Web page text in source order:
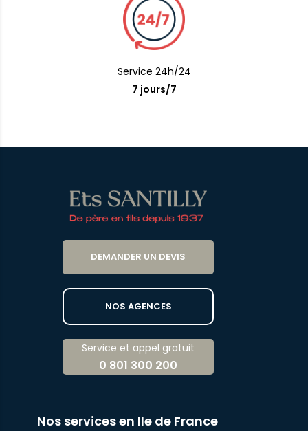
Service 24h/24
7 jours/7
DEMANDER UN DEVIS
NOS AGENCES
Service et appel gratuit
0 801 300 200
Nos services en Ile de France